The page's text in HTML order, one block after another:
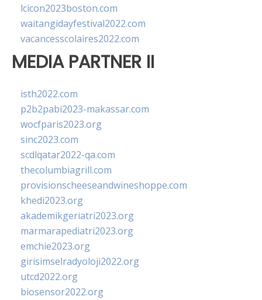
lcicon2023boston.com
waitangidayfestival2022.com
vacancesscolaires2022.com
MEDIA PARTNER II
isth2022.com
p2b2pabi2023-makassar.com
wocfparis2023.org
sinc2023.com
scdlqatar2022-qa.com
thecolumbiagrill.com
provisionscheeseandwineshoppe.com
khedi2023.org
akademikgeriatri2023.org
marmarapediatri2023.org
emchie2023.org
girisimselradyoloji2022.org
utcd2022.org
biosensor2022.org